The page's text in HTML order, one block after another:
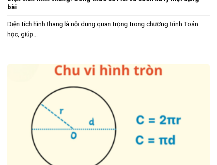
bài
Diện tích hình thang là nội dung quan trọng trong chương trình Toán
học, giúp...